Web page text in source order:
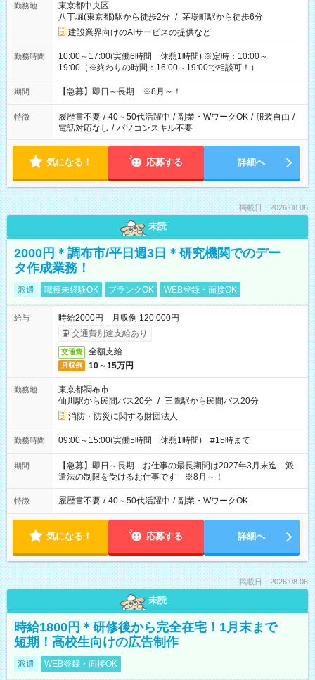
勤務地
東京都中央区
八丁堀(東京都)駅から徒歩2分 / 茅場町駅から徒歩6分
建設業界向けのAIサービスの提供など
勤務時間
10:00～17:00(実働6時間 休憩1時間) ※定時：10:00～
19:00（※終わりの時間：16:00～19:00で相談可！）
期間 【急募】即日～長期 ※8月～！
特徴 履歴書不要 / 40～50代活躍中 / 副業・WワークOK / 服装自由 /
電話対応なし / パソコンスキル不要
気になる！ 応募する 詳細へ
掲載日：2026.08.06
未読
2000円＊調布市/平日週3日＊研究機関でのデー
タ作成業務！
派遣 職種未経験OK ブランクOK WEB登録・面接OK
給与
時給2000円 月収例 120,000円
交通費別途支給あり
交通費 全額支給
月収例 10～15万円
勤務地
東京都調布市
仙川駅から民間バス20分 / 三鷹駅から民間バス20分
消防・防災に関する財団法人
勤務時間 09:00～15:00(実働5時間 休憩1時間) #15時まで
期間
【急募】即日～長期 お仕事の最長期間は2027年3月末迄 派
遣法の制限を受けるお仕事です ※8月～！
特徴 履歴書不要 / 40～50代活躍中 / 副業・WワークOK
気になる！ 応募する 詳細へ
掲載日：2026.08.06
未読
時給1800円＊研修後から完全在宅！1月末まで
短期！高校生向けの広告制作
派遣 WEB登録・面接OK